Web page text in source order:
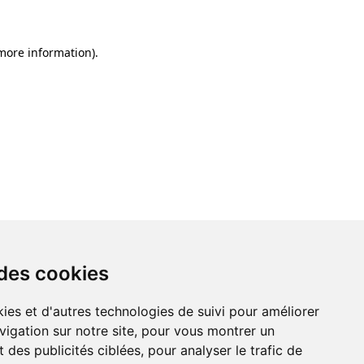
cookies
et d'autres technologies de suivi pour améliorer
sur notre site, pour vous montrer un
des publicités ciblées, pour analyser le trafic de
information).